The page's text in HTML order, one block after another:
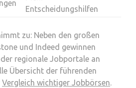
Entscheidungshilfen
zu: Neben den großen
und Indeed gewinnen
regionale Jobportale an
Übersicht der führenden
Vergleich wichtiger Jobbörsen.